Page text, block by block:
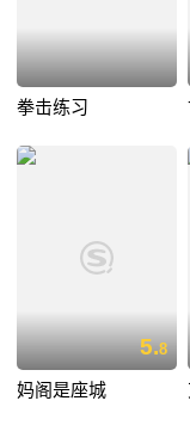
拳击练习
5.8
妈阁是座城